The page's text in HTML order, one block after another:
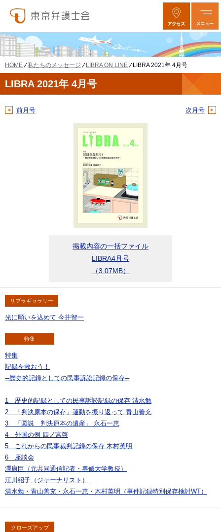
HOME 私たちのメッセージ LIBRA ON LINE LIBRA 2021年 4月号
LIBRA 2021年 4月号
前月号 次月号
掲載内容の一括ファイル
LIBRA4月号
（3.07MB）
リブラギャラリー
光に願いを込めて 今井智一
特集
特集
記録を救おう！
─歴史的記録としての民事訴訟記録の保存─
1 歴史的記録としての民事訴訟記録の保存 清水勉
2 「判決原本の保存」運動を振り返って 青山善充
3 「図説 判決原本の遺産」 永石一恵
4 外国の例 四ノ宮啓
5 これからの民事裁判記録の保存 木村英明
6 座談会
澤康臣（元共同通信記者・専修大学教授）
江川紹子（ジャーナリスト）
清水勉・青山善充・永石一恵・木村英明（事件記録特別保存検討WT）
クローズアップ